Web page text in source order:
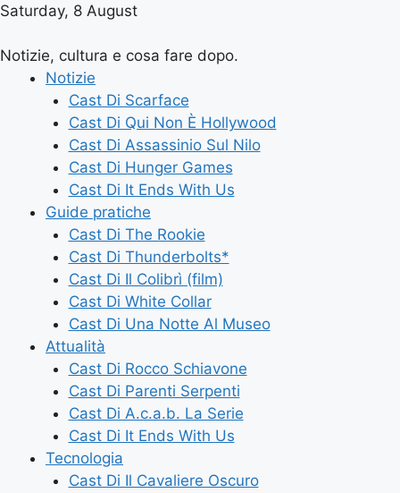
Saturday, 8 August
Notizie, cultura e cosa fare dopo.
Notizie
Cast Di Scarface
Cast Di Qui Non È Hollywood
Cast Di Assassinio Sul Nilo
Cast Di Hunger Games
Cast Di It Ends With Us
Guide pratiche
Cast Di The Rookie
Cast Di Thunderbolts*
Cast Di Il Colibrì (film)
Cast Di White Collar
Cast Di Una Notte Al Museo
Attualità
Cast Di Rocco Schiavone
Cast Di Parenti Serpenti
Cast Di A.c.a.b. La Serie
Cast Di It Ends With Us
Tecnologia
Cast Di Il Cavaliere Oscuro